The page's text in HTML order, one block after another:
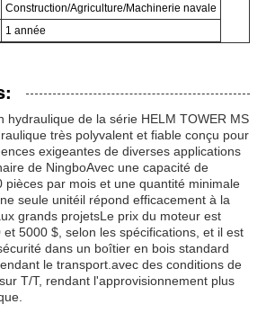
Construction/Agriculture/Machinerie navale
1 année
hydraulique de la série HELM TOWER MS
très polyvalent et fiable conçu pour
exigeantes de diverses applications
de NingboAvec une capacité de
pièces par mois et une quantité minimale
seule unitéil répond efficacement à la
grands projetsLe prix du moteur est
5000 $, selon les spécifications, et il est
dans un boîtier en bois standard
le transport.avec des conditions de
T/T, rendant l'approvisionnement plus